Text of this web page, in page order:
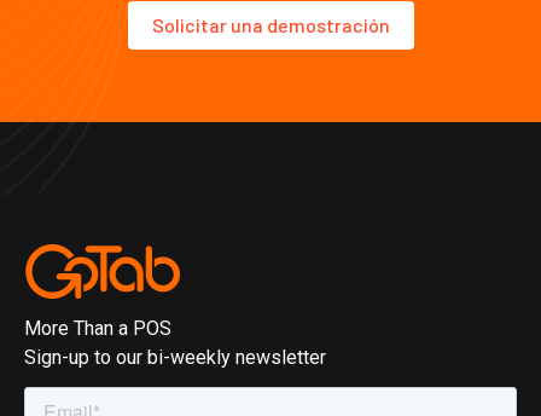
Solicitar una demostración
More Than a POS
Sign-up to our bi-weekly newsletter